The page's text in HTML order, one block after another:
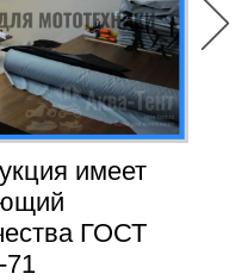
имеет
ГОСТ
71